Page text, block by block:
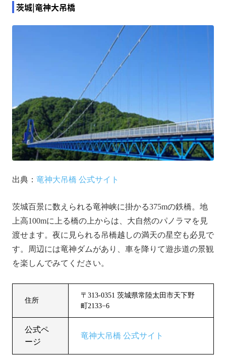
茨城|竜神大吊橋
出典： 竜神大吊橋 公式サイト
茨城百景に数えられる竜神峡に掛かる375mの鉄橋。地
上高100mに上る橋の上からは、大自然のパノラマを見
渡せます。夜に見られる吊橋越しの満天の星空も必見で
す。周辺には竜神ダムがあり、車を降りて遊歩道の景観
を楽しんでみてください。
住所
〒313-0351 茨城県常陸太田市天下野
町2133−6
公式ペ
ージ
竜神大吊橋 公式サイト